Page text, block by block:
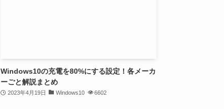
Windows10の充電を80%にする設定！各メーカ
ーごと解説まとめ
2023年4月19日 Windows10 6602